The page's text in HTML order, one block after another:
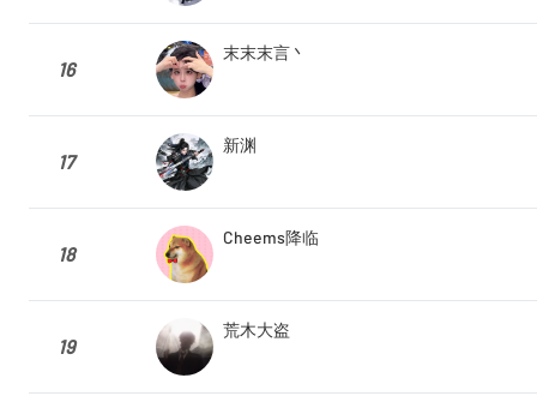
16
末末末言丶
17
新渊
18
Cheems降临
19
荒木大盗